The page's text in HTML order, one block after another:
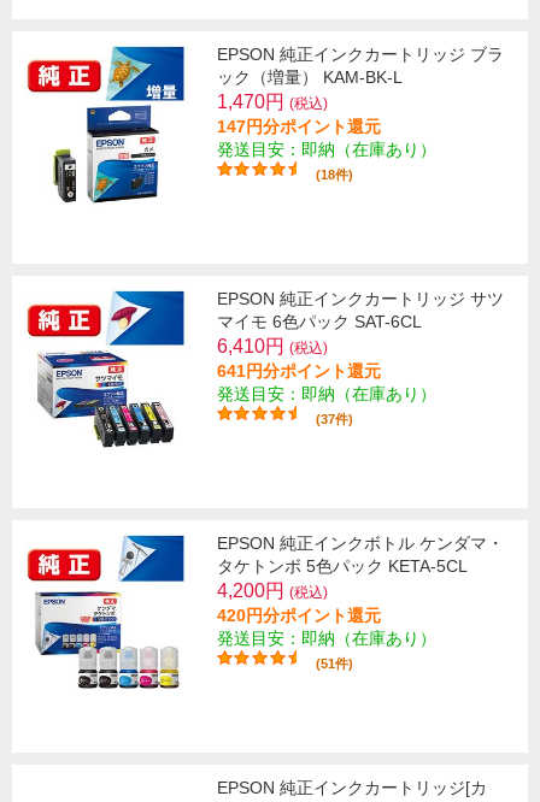
EPSON 純正インクカートリッジ ブラ
ック（増量） KAM-BK-L
1,470円 (税込)
147円分ポイント還元
発送目安：即納（在庫あり）
(18件)
EPSON 純正インクカートリッジ サツ
マイモ 6色パック SAT-6CL
6,410円 (税込)
641円分ポイント還元
発送目安：即納（在庫あり）
(37件)
EPSON 純正インクボトル ケンダマ・
タケトンボ 5色パック KETA-5CL
4,200円 (税込)
420円分ポイント還元
発送目安：即納（在庫あり）
(51件)
EPSON 純正インクカートリッジ[カ